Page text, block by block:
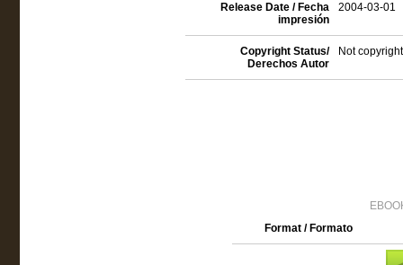
Release Date / Fecha
impresión
2004-03-01
Copyright Status/
Derechos Autor
Not
Format / Formato